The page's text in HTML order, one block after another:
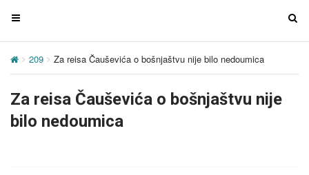
T
g
e
n
T
209 Za reisa Čauševića o bošnjaštvu nije bilo nedoumica
Za reisa Čauševića o bošnjaštvu nije
bilo nedoumica